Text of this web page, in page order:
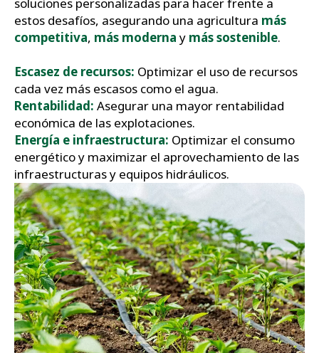
soluciones personalizadas para hacer frente a
estos desafíos, asegurando una agricultura más
competitiva, más moderna y más sostenible.
Escasez de recursos: Optimizar el uso de recursos
cada vez más escasos como el agua.
Rentabilidad: Asegurar una mayor rentabilidad
económica de las explotaciones.
Energía e infraestructura: Optimizar el consumo
energético y maximizar el aprovechamiento de las
infraestructuras y equipos hidráulicos.